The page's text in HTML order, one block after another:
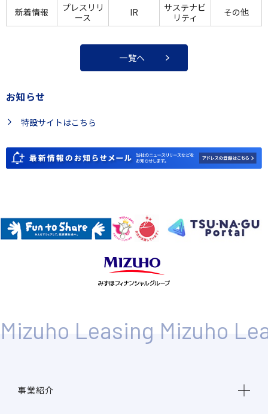
新着情報
プレスリリ
ース
IR
サステナビ
リティ
その他
一覧へ
お知らせ
特設サイトはこちら
事業紹介